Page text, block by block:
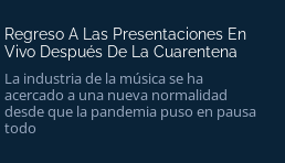
Regreso A Las Presentaciones En
Vivo Después De La Cuarentena
La industria de la música se ha
acercado a una nueva normalidad
desde que la pandemia puso en pausa
todo